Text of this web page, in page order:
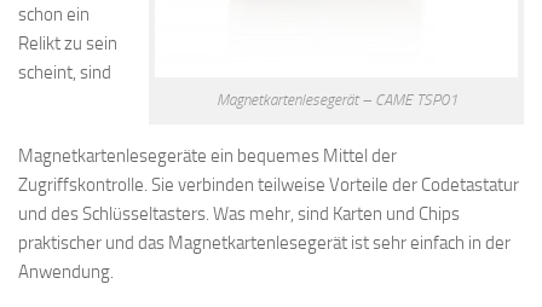
Magnetkartenlesegerät – CAME TSP01
schon ein
Relikt zu sein
scheint, sind
Magnetkartenlesegeräte ein bequemes Mittel der
Zugriffskontrolle. Sie verbinden teilweise Vorteile der Codetastatur
und des Schlüsseltasters. Was mehr, sind Karten und Chips
praktischer und das Magnetkartenlesegerät ist sehr einfach in der
Anwendung.